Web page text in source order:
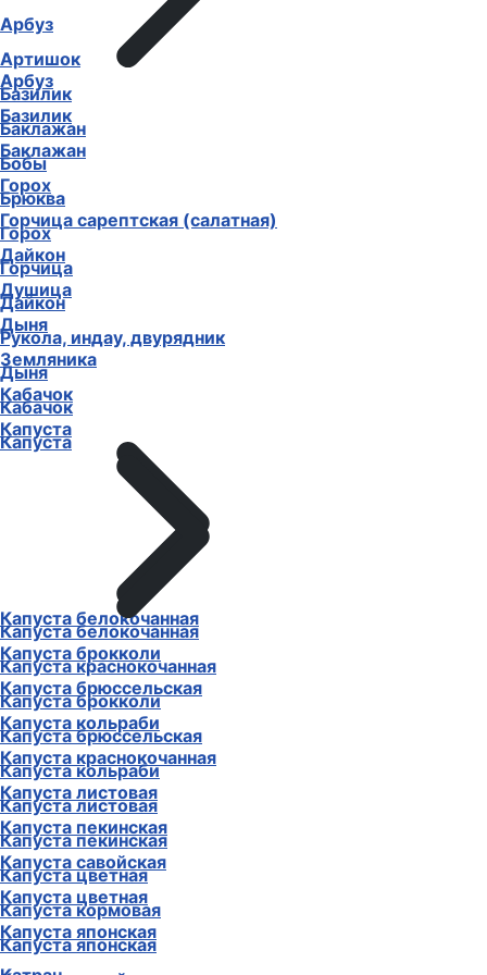
Арбуз
Базилик
Баклажан
Горох
Горчица сарептская (салатная)
Дайкон
Душица
Дыня
Земляника
Кабачок
Капуста
Капуста белокочанная
Капуста брокколи
Капуста брюссельская
Капуста кольраби
Капуста краснокочанная
Капуста листовая
Капуста пекинская
Капуста савойская
Капуста цветная
Капуста японская
Арбуз
Артишок
Базилик
Баклажан
Бобы
Брюква
Горох
Горчица
Дайкон
Рукола, индау, двурядник
Дыня
Кабачок
Капуста
Капуста белокочанная
Капуста краснокочанная
Капуста брокколи
Капуста брюссельская
Капуста кольраби
Капуста листовая
Капуста пекинская
Капуста цветная
Капуста кормовая
Капуста японская